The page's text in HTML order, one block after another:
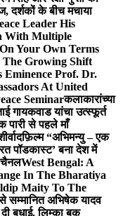
दर्शकों के बीच मचाया
Leader His
With Multiple
Your Own Terms
Growing Shift
Eminence Prof. Dr.
At United
Seminarकलाकारांच्या
गायकवाड यांचा उत्स्फूर्त
पारी से पहले माँ
फ़िल्म “अभिमन्यु – एक
पॉडकास्ट’ बना देश में
चैनलWest Bengal: A
In The Bharatiya
Maity To The
सम्मानित अभिषेक यादव
बधाई, लिम्का बुक